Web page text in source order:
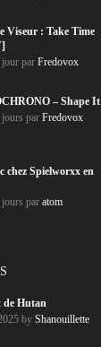
Viseur : Take Time
jour par Fredovox
– Shape It
par Fredovox
chez Spielworxx en
par atom
de Hutan
by Shanouillette